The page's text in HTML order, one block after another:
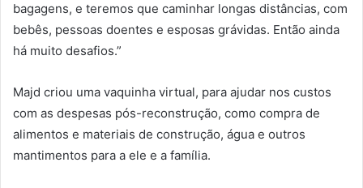
bagagens, e teremos que caminhar longas distâncias, com
bebês, pessoas doentes e esposas grávidas. Então ainda
há muito desafios.”
Majd criou uma vaquinha virtual, para ajudar nos custos
com as despesas pós-reconstrução, como compra de
alimentos e materiais de construção, água e outros
mantimentos para a ele e a família.